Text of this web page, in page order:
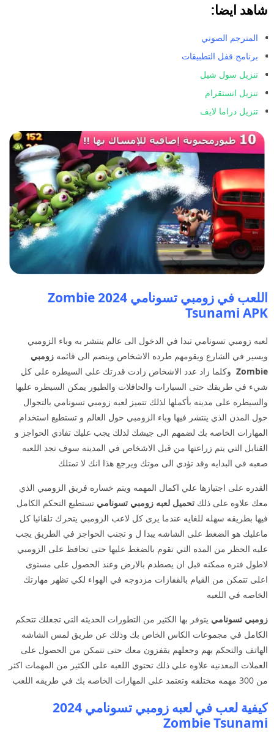
شاهد ايضا:
المترجم الصوتي
برنامج قفل التطبيقات
تنزيل سول شيل
تنزيل انستقرام
تنزيل دراما لايف
اللعب في زومبي تسونامي 2024 Zombie
Tsunami APK
لعبه زومبي تسونامي تبدا في الدخول الى عالم ينتشر به وباء الزومبي
ويسير في الشارع ويقومهم طرده الاشخاص وينضم الى قائمه زومبي
Zombie وكلما زاد عدد الاشخاص زادت قدرتك على السيطره على كل
شيء في طريقك حتى السيارات والحافلات والطيور يمكن السيطره عليها
والسيطره على مدينه بأكملها لذلك تتميز لعبه زومبي تسونامي بالتجوال
حول المدن الذي ينتشر فيها وباء الزومبي حول العالم و تستطيع استخدام
المهارات الخاصه بك لضمهم الى جيشك لذلك يجب عليك تفادي الحواجز و
القنابل التي يتم زراعتها من قبل الاشخاص في المدينه سوف تجد اللعبه
صعبه في البدايه وقد تؤدي الى موتك ويرجع هذا انك لا تمتلك
القدره على اجتيازها علي اكمال المهمه ويتم خساره فريق الزومبي الذي
معك علاوه على ذلك تحميل لعبه زومبي تسونامي تستطيع التحكم الكامل
فيها بطريقه سهله للغايه عندما يرى كل لاعب الزومبي يتحرك تلقائيا كل
ماعليك هو الضغط على الشاشه يبدا ل و تجنب الحواجز في الطريق يجب
عليه الحظر من المده التي تقوم بالضغط عليها حتى تحافظ على الزومبي
لاطول فتره ممكنه قبل ان يصطدم بالارض وعند الحصول على مستوى
اعلى تتمكن من القيام بالقفازات مزدوجه في الهواء لكي تظهر مهارتك
الخاصه في اللعبه
زومبي تسونامي يتوفر بها الكثير من التطورات الحديثه التي تجعلك تتحكم
الكامل في مجموعات الكاس الخاص بك وذلك عن طريق لمس الشاشه
الهاتف والتحكم بهم وجعلهم يقفزون معك حتى تتمكن من الحصول على
العملات المعدنيه علاوه علي ذلك تحتوي اللعبه على الكثير من المهمات اكثر
من 300 مهمه مختلفه وتعتمد على المهارات الخاصه بك في طريقه اللعب
كيفية لعب في لعبه زومبي تسونامي 2024
Zombie Tsunami